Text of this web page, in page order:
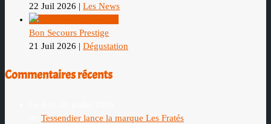
22 Juil 2026 | Les News
Bon Secours Prestige
21 Juil 2026 | Dégustation
Commentaires récents
Tessendier lance la marque Les Fratés